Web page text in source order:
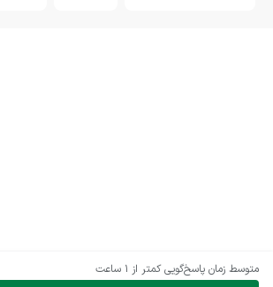
متوسط زمان پاسخ‌گویی کمتر از 1 ساعت